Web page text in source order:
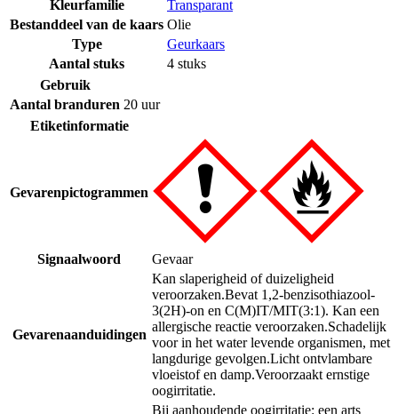
Kleurfamilie
Transparant
Bestanddeel van de kaars Olie
Type
Geurkaars
Aantal stuks
4 stuks
Gebruik
Aantal branduren 20 uur
Etiketinformatie
Gevarenpictogrammen
Signaalwoord Gevaar
Gevarenaanduidingen
Kan slaperigheid of duizeligheid
veroorzaken.Bevat 1,2-benzisothiazool-
3(2H)-on en C(M)IT/MIT(3:1). Kan een
allergische reactie veroorzaken.Schadelijk
voor in het water levende organismen, met
langdurige gevolgen.Licht ontvlambare
vloeistof en damp.Veroorzaakt ernstige
oogirritatie.
Bij aanhoudende oogirritatie: een arts